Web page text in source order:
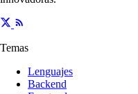
Temas
Lenguajes
Backend